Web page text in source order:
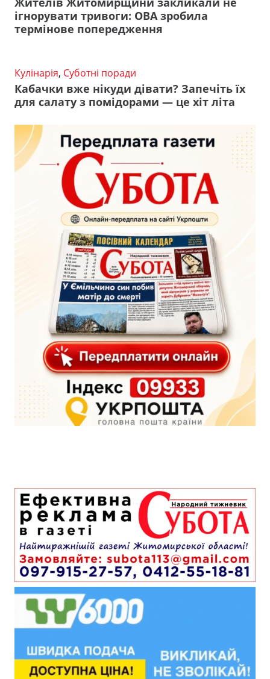
ігнорувати тривоги: ОВА зробила
термінове попередження
Кулінарія, Суботні поради
Кабачки вже нікуди дівати? Запечіть їх
для салату з помідорами — це хіт літа